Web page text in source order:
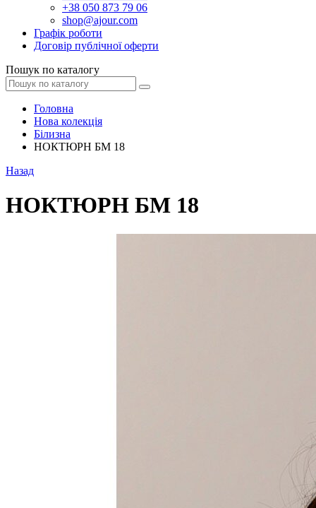
+38 050 873 79 06
shop@ajour.com
Графік роботи
Договір публічної оферти
Пошук по каталогу
Головна
Нова колекція
Білизна
НОКТЮРН БМ 18
Назад
НОКТЮРН БМ 18